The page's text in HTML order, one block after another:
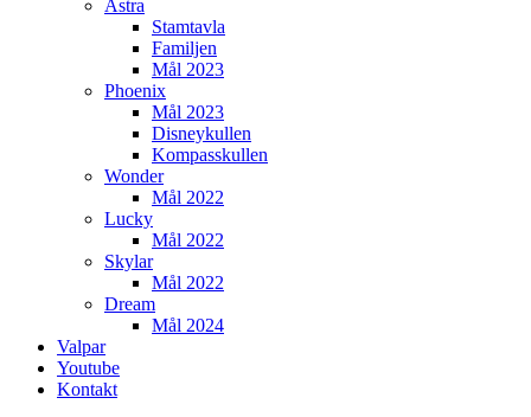
Astra
Stamtavla
Familjen
Mål 2023
Phoenix
Mål 2023
Disneykullen
Kompasskullen
Wonder
Mål 2022
Lucky
Mål 2022
Skylar
Mål 2022
Dream
Mål 2024
Valpar
Youtube
Kontakt